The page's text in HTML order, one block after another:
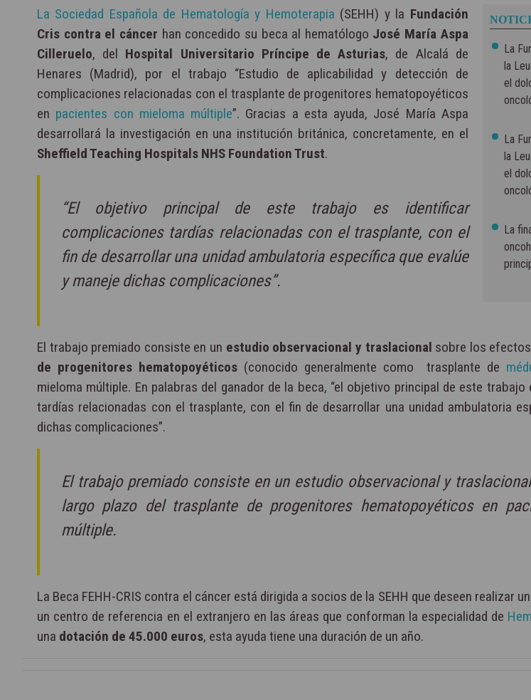
La
la
el
La
la
el
La
La Sociedad Española de Hematología y Hemoterapia (SEHH) y la Fundación
Cris contra el cáncer han concedido su beca al hematólogo José María Aspa
Cilleruelo, del Hospital Universitario Príncipe de Asturias, de Alcalá de
Henares (Madrid), por el trabajo “Estudio de aplicabilidad y detección de
complicaciones relacionadas con el trasplante de progenitores hematopoyéticos
en pacientes con mieloma múltiple”. Gracias a esta ayuda, José María Aspa
desarrollará la investigación en una institución británica, concretamente, en el
Sheffield Teaching Hospitals NHS Foundation Trust.
“El objetivo principal de este trabajo es identificar
complicaciones tardías relacionadas con el trasplante, con el
fin de desarrollar una unidad ambulatoria específica que evalúe
y maneje dichas complicaciones”.
El trabajo premiado consiste en un estudio observacional y traslacional sobre los
de progenitores hematopoyéticos (conocido generalmente como trasplante de
mieloma múltiple. En palabras del ganador de la beca, “el objetivo principal de este
tardías relacionadas con el trasplante, con el fin de desarrollar una unidad ambulatoria
dichas complicaciones”.
El trabajo premiado consiste en un estudio observacional y
largo plazo del trasplante de progenitores hematopoyéticos en
múltiple.
La Beca FEHH-CRIS contra el cáncer está dirigida a socios de la SEHH que deseen realizar
un centro de referencia en el extranjero en las áreas que conforman la especialidad de
una dotación de 45.000 euros, esta ayuda tiene una duración de un año.